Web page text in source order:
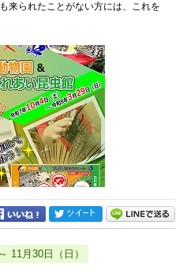
来られたことがない方には、これを
11月30日（日）